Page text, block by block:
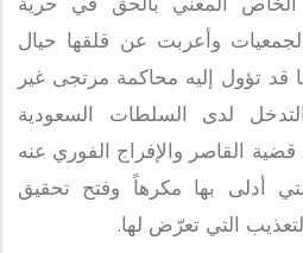
وأعربت عن قلقها حيال
تؤول إليه محاكمة مرتجى غير
لدى السلطات السعودية
قضية القاصر والإفراج الفوري عنه
أدلى بها مكرهاً وفتح تحقيق
التي تعرّض لها.